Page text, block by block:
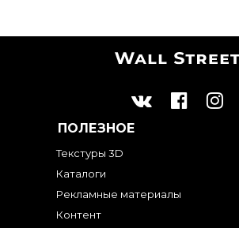
ПОЛЕЗНОЕ
Текстуры 3D
Каталоги
Рекламные материалы
Контент